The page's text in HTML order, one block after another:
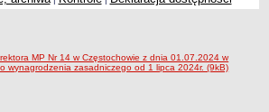
Naukowe
MP Nr 14 w Częstochowie z dnia 01.07.2024 w
wynagrodzenia zasadniczego od 1 lipca 2024r. (9kB)